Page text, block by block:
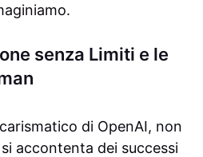
senza Limiti e le
di OpenAI, non
accontenta dei successi